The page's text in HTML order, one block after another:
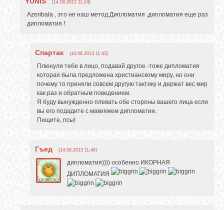
(14.08.2013 11:24)
Azeribala , это не наш метод.Дипломатия ,дипломатия еще раз
дипломатия !
Спартак (14.08.2013 11:43)
Плюнули тебе в лицо, подавай другое -тоже дипломатия
которая была предложена христианскому миру, но они
почему то приняли совсем другую тактику и держат вес мир
как раз и обратным поведением.
Я буду вынужденно плевать обе стороны вашего лица если
вы его подадите с макияжем дипломатии.
Пищите, псы!
Гъед (14.08.2013 11:44)
дипломатия)))) особенно ИКОРНАЯ
ДИПЛОМАТИЯ